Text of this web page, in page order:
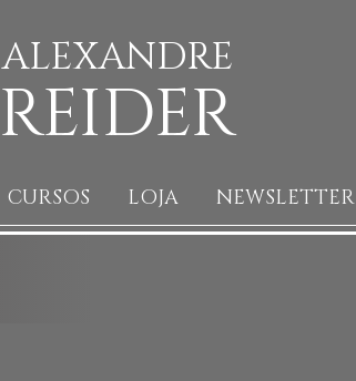
ALEXANDRE
REIDER
CURSOS LOJA NEWSLETTER